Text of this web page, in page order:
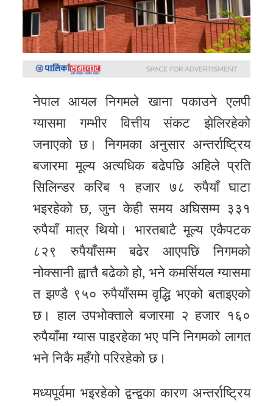
समाचार
अन्य
समाचार
unicode
स्थानीय
English
नेपाल आयल निगमले खाना पकाउने एलपी
ग्यासमा गम्भीर वित्तीय संकट झेलिरहेको
जनाएको छ। निगमका अनुसार अन्तर्राष्ट्रिय
बजारमा मूल्य अत्यधिक बढेपछि अहिले प्रति
सिलिन्डर करिब १ हजार ७८ रुपैयाँ घाटा
भइरहेको छ, जुन केही समय अघिसम्म ३३१
रुपैयाँ मात्र थियो। भारतबाटै मूल्य एकैपटक
८२९ रुपैयाँसम्म बढेर आएपछि निगमको
नोक्सानी ह्वात्तै बढेको हो, भने कमर्सियल ग्यासमा
त झण्डै ९५० रुपैयाँसम्म वृद्धि भएको बताइएको
छ। हाल उपभोक्ताले बजारमा २ हजार १६०
रुपैयाँमा ग्यास पाइरहेका भए पनि निगमको लागत
भने निकै महँगो परिरहेको छ।
मध्यपूर्वमा भइरहेको द्वन्द्वका कारण अन्तर्राष्ट्रिय